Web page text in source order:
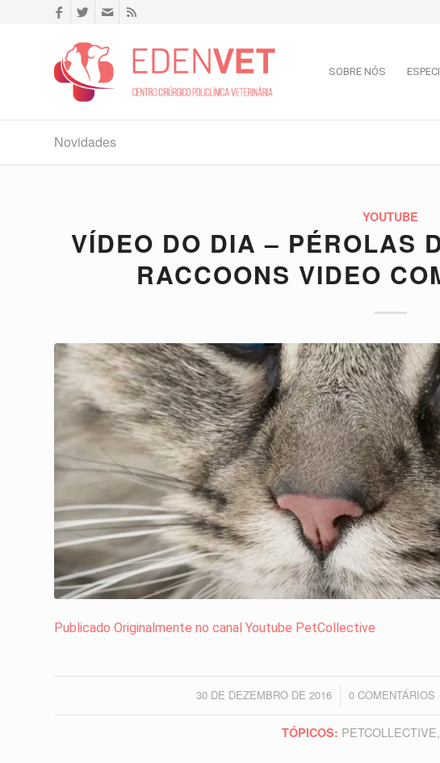
SOBRE NÓS
Novidades
YOUTUBE
VÍDEO DO DIA – PÉROLAS
RACCOONS VIDEO
Publicado Originalmente no canal Youtube PetCollective
30 DE DEZEMBRO DE 2016
/ 0 COMENTÁRIOS
/
TÓPICOS: PETCOLLECTIVE